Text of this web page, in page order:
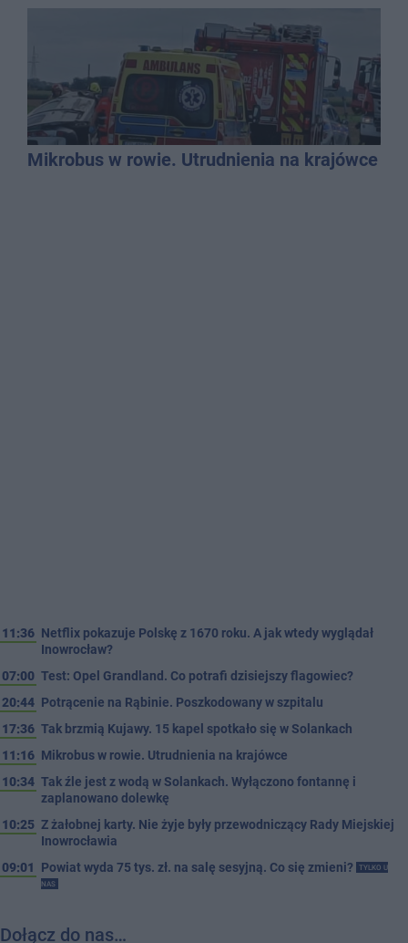
Mikrobus w rowie. Utrudnienia na krajówce
11:36 Netflix pokazuje Polskę z 1670 roku. A jak wtedy wyglądał
Inowrocław?
07:00 Test: Opel Grandland. Co potrafi dzisiejszy flagowiec?
20:44 Potrącenie na Rąbinie. Poszkodowany w szpitalu
17:36 Tak brzmią Kujawy. 15 kapel spotkało się w Solankach
11:16 Mikrobus w rowie. Utrudnienia na krajówce
10:34 Tak źle jest z wodą w Solankach. Wyłączono fontannę i
zaplanowano dolewkę
10:25 Z żałobnej karty. Nie żyje były przewodniczący Rady Miejskiej
Inowrocławia
09:01
Powiat wyda 75 tys. zł. na salę sesyjną. Co się zmieni?
TYLKO U
NAS
Dołącz do nas…